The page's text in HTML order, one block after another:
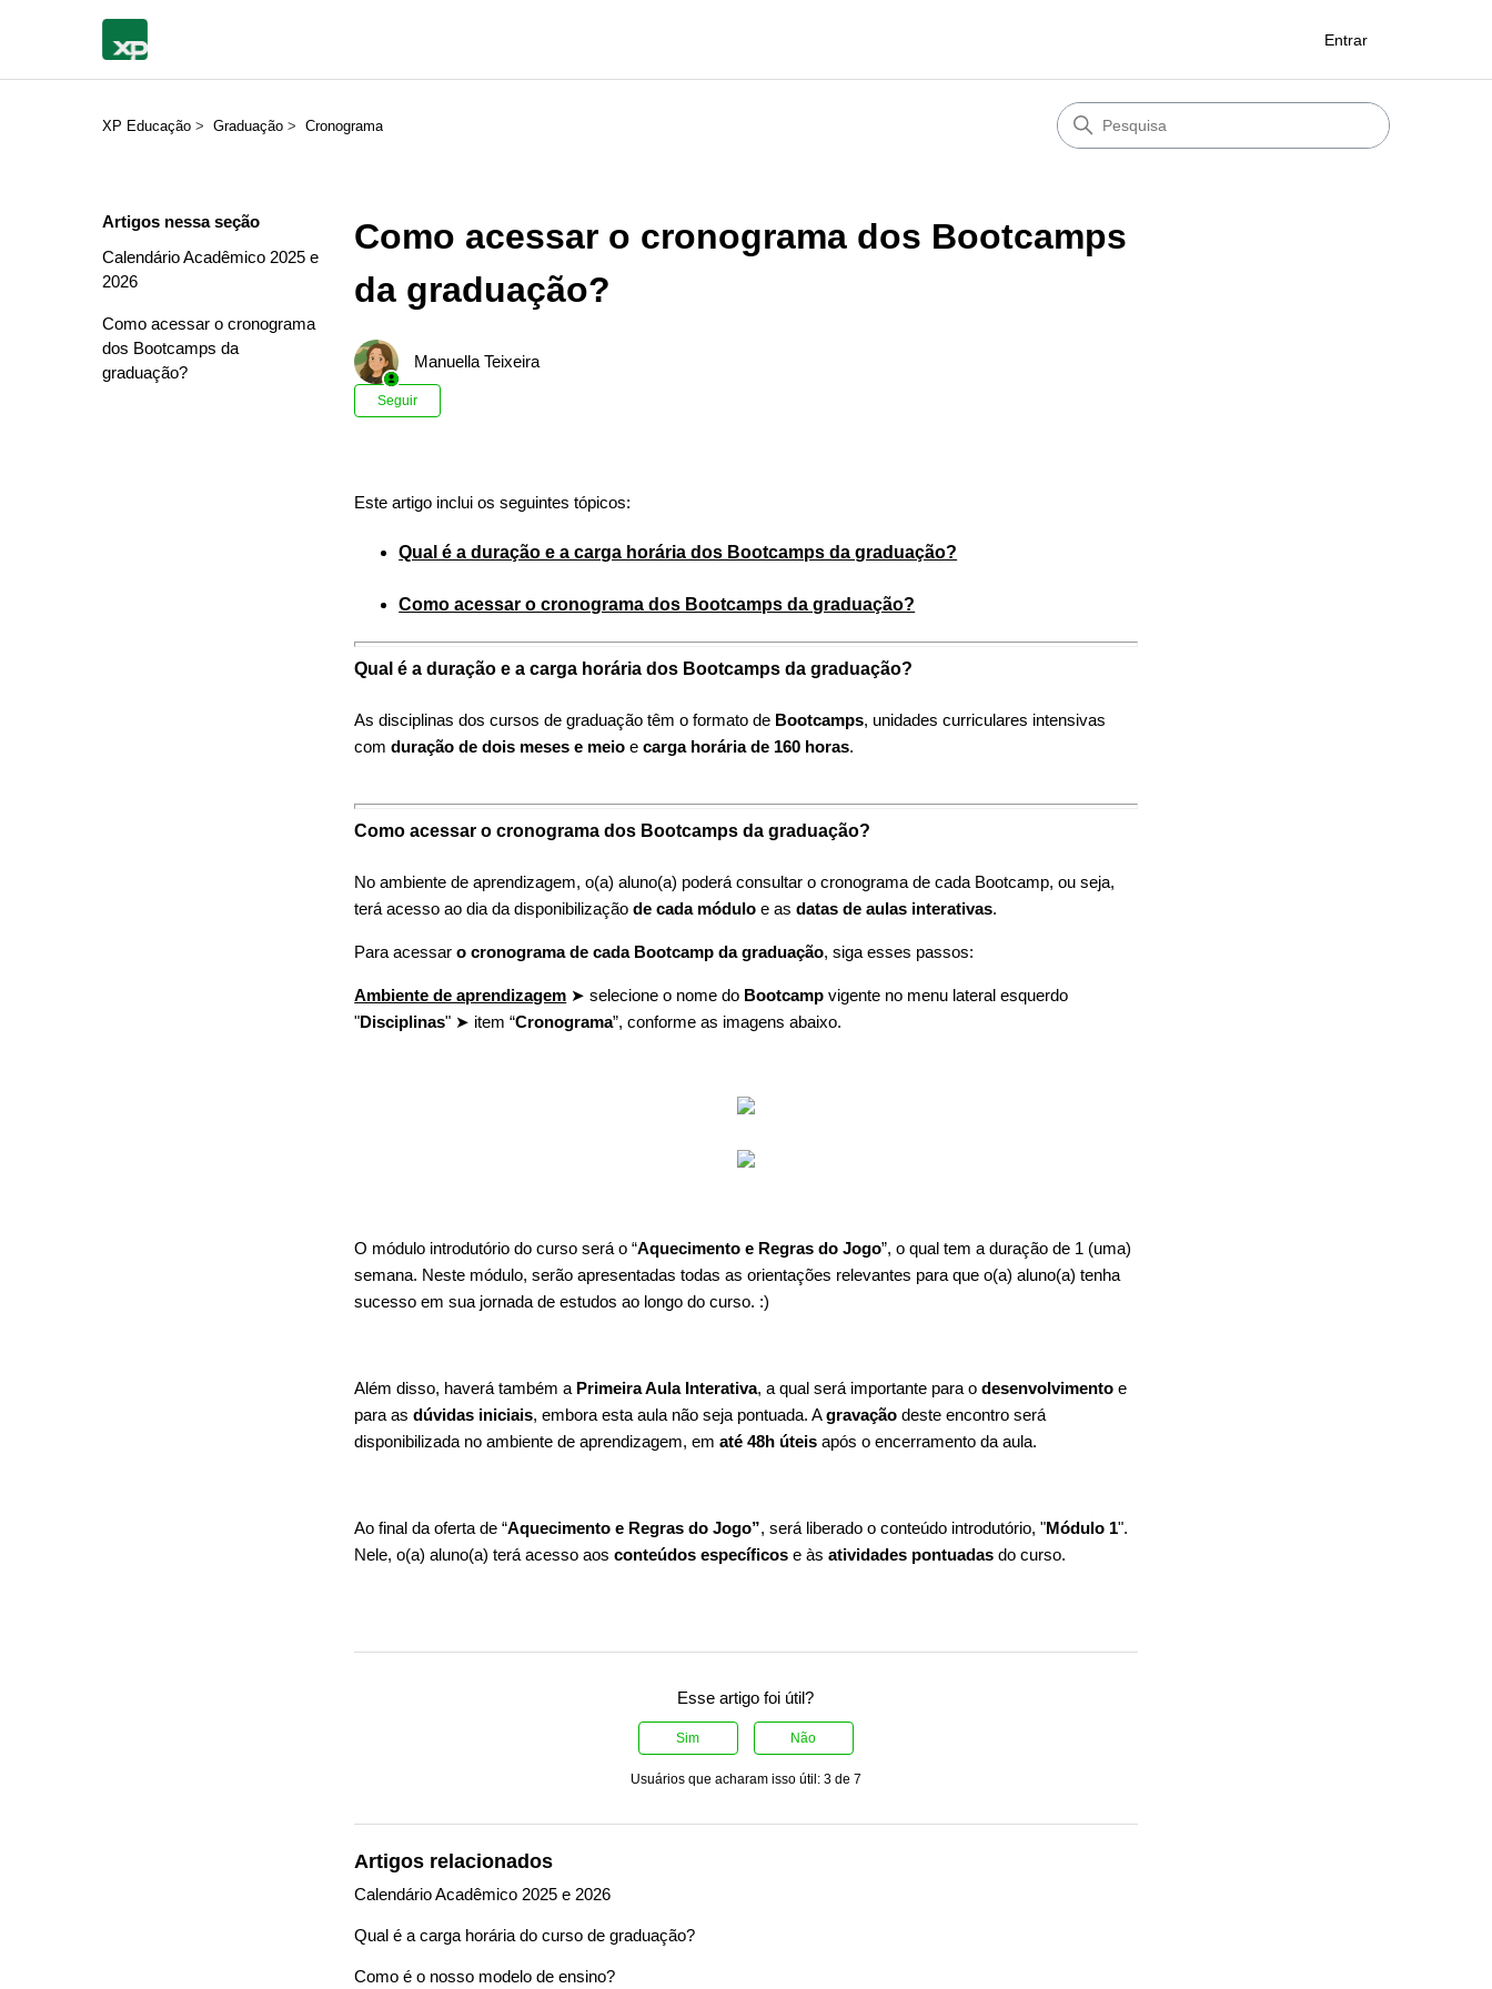
Entrar
XP Educação Graduação Cronograma
Artigos nessa seção
Calendário Acadêmico 2025 e
2026
Como acessar o cronograma
dos Bootcamps da
graduação?
Como acessar o cronograma dos Bootcamps
da graduação?
Manuella Teixeira
Seguir
Este artigo inclui os seguintes tópicos:
Qual é a duração e a carga horária dos Bootcamps da graduação?
Como acessar o cronograma dos Bootcamps da graduação?
Qual é a duração e a carga horária dos Bootcamps da graduação?
As disciplinas dos cursos de graduação têm o formato de Bootcamps, unidades curriculares intensivas
com duração de dois meses e meio ecarga horária de 160 horas.
Como acessar o cronograma dos Bootcamps da graduação?
No ambiente de aprendizagem, o(a) aluno(a) poderá consultar o cronograma de cada Bootcamp, ou seja,
terá acesso ao dia da disponibilizaçãode cada móduloe asdatas de aulas interativas.
Para acessaro cronograma de cada Bootcamp da graduação, siga esses passos:
Ambiente de aprendizagem ➤ selecione o nome do Bootcamp vigente no menu lateral esquerdo
"Disciplinas" ➤ item “Cronograma”, conforme as imagens abaixo.
O módulo introdutório do curso será o “Aquecimento e Regras do Jogo”, o qual tem a duração de 1 (uma)
semana. Neste módulo, serão apresentadas todas as orientações relevantes para que o(a) aluno(a) tenha
sucesso em sua jornada de estudos ao longo do curso. :)
Além disso, haverá também a Primeira Aula Interativa, a qual será importante para odesenvolvimento e
para asdúvidas iniciais, embora esta aula não seja pontuada. Agravação deste encontro será
disponibilizada no ambiente de aprendizagem, ematé 48h úteisapós o encerramento da aula.
Ao final da oferta de “Aquecimento e Regras do Jogo”, será liberado o conteúdo introdutório, "Módulo 1".
Nele, o(a) aluno(a) terá acesso aos conteúdos específicose às atividades pontuadasdo curso.
Esse artigo foi útil?
Sim Não
Usuários que acharam isso útil: 3 de 7
Artigos relacionados
Calendário Acadêmico 2025 e 2026
Qual é a carga horária do curso de graduação?
Como é o nosso modelo de ensino?